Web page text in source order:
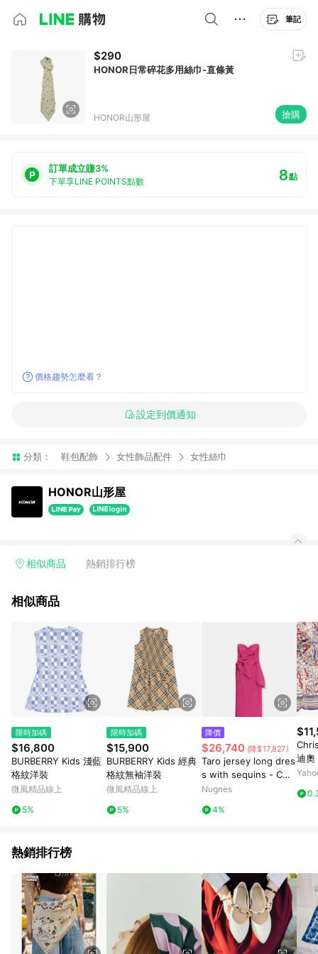
筆記
$290
HONOR日常碎花多用絲巾-直條黃
HONOR山形屋 搶購
訂單成立賺3%
下單享LINE POINTS點數 8點
價格趨勢怎麼看？
設定到價通知
分類： 鞋包配飾 女性飾品配件 女性絲巾
HONOR山形屋
相似商品 熱銷排行榜
相似商品
限時加碼
$16,800
BURBERRY Kids 淺藍
格紋洋裝
微風精品線上
5%
限時加碼
$15,900
BURBERRY Kids 經典
格紋無袖洋裝
微風精品線上
5%
降價
$26,740 (降$17,827)
Taro jersey long dres
s with sequins - CHI
ARA BONI - gender_
Nugnes
4%
迪奧
絲巾
熱銷排行榜